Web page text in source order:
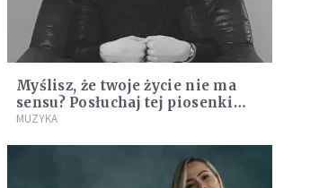
Myślisz, że twoje życie nie ma
sensu? Posłuchaj tej piosenki
[MUZYKA]
MUZYKA